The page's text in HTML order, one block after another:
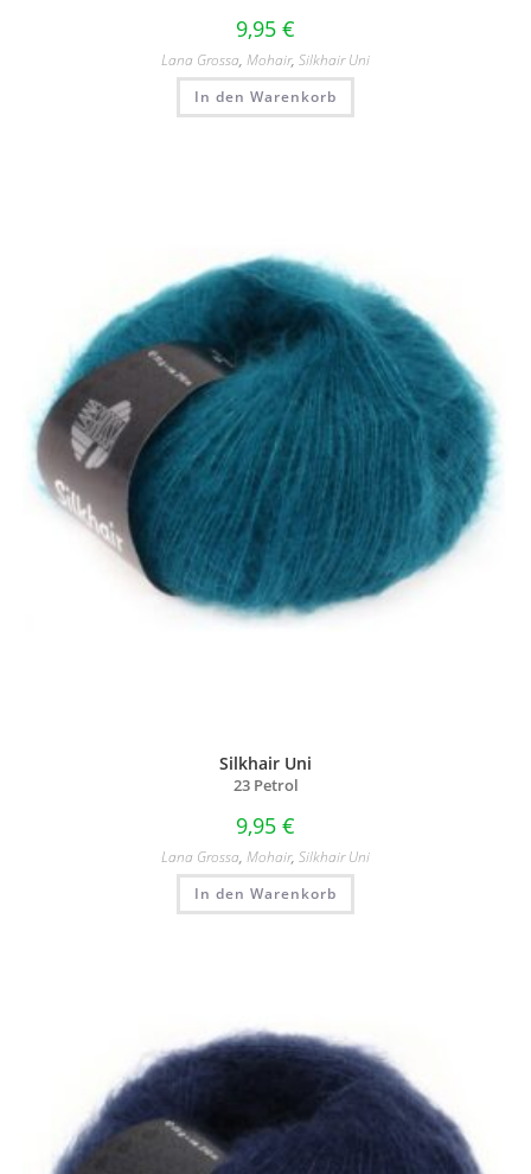
9,95 €
Lana Grossa, Mohair, Silkhair Uni
In den Warenkorb
Silkhair Uni
23 Petrol
9,95 €
Lana Grossa, Mohair, Silkhair Uni
In den Warenkorb